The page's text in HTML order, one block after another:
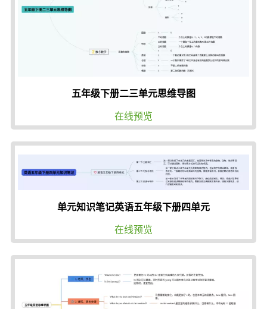
五年级下册二三单元思维导图
在线预览
单元知识笔记英语五年级下册四单元
在线预览